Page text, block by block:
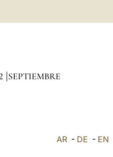
SEPTIEMBRE
AR - DE - EN